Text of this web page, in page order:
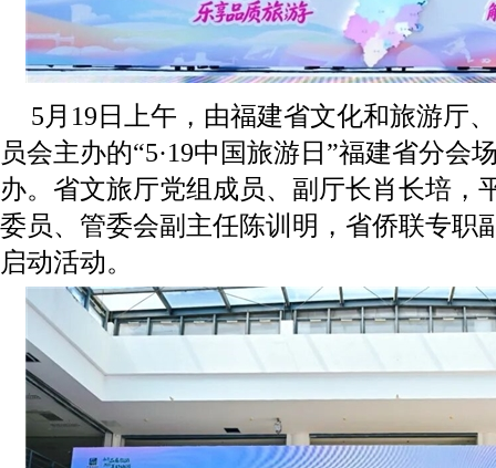
5月19日上午，由福建省文化和旅游厅
员会主办的“5·19中国旅游日”福建省分会
办。省文旅厅党组成员、副厅长肖长培，
委员、管委会副主任陈训明，省侨联专职
启动活动。